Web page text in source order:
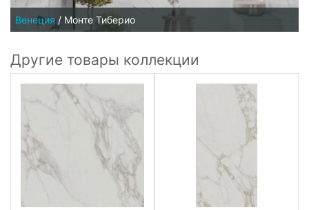
Венеция / Монте Тиберио
Другие товары коллекции